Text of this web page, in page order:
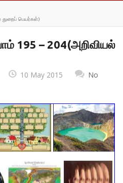
பெயர்கள்)
195 – 204(அறிவியல்
10 May 2015
No